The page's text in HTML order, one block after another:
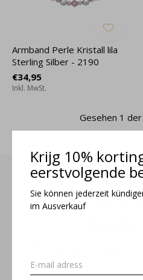
Krijg 10%
eerstvolgende
Sie können jederzeit
im Ausverkauf
Armband Perle Kristall lila
Sterling Silber - 2190
€34,95
Inkl. MwSt.
Gesehen 1
Melden Sie